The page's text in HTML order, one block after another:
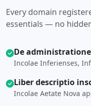
Every domain
essentials — no
De
Incolae Inferienses,
Liber descriptio
Incolae Aetate Nova